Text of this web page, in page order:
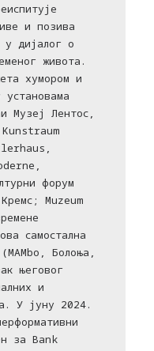
и позива
у дијалог о
живота.
хумором и
Музеј Лентос,
форум
Muzeum
самостална
Болоња,
његовог
и
У јуну 2024.
за Bank